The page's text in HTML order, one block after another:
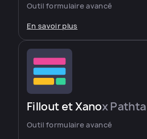
Outil formulaire avancé
En savoir plus
Fillout et Xanox Pathta
Outil formulaire avancé